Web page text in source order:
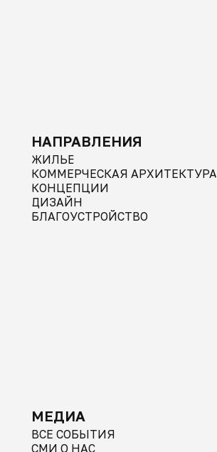
НАПРАВЛЕНИЯ
ЖИЛЬЕ
КОММЕРЧЕСКАЯ АРХИТЕКТУРА
КОНЦЕПЦИИ
ДИЗАЙН
БЛАГОУСТРОЙСТВО
МЕДИА
ВСЕ СОБЫТИЯ
СМИ О НАС